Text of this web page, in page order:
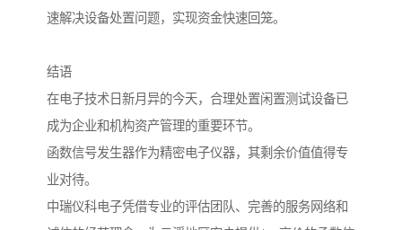
速解决设备处置问题，实现资金快速回笼。
结语
在电子技术日新月异的今天，合理处置闲置测试设备已
成为企业和机构资产管理的重要环节。
函数信号发生器作为精密电子仪器，其剩余价值值得专
业对待。
中瑞仪科电子凭借专业的评估团队、完善的服务网络和